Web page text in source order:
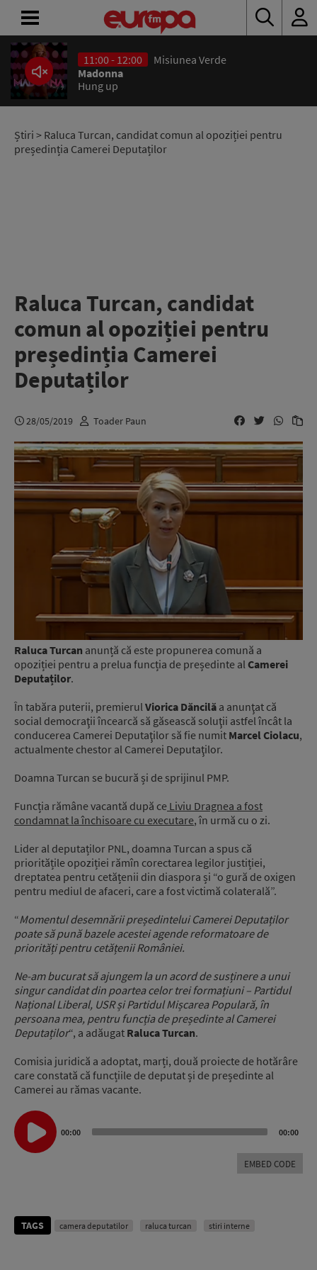
11:00 - 12:00
Misiunea Verde
Madonna
Hung up
Știri > Raluca Turcan, candidat comun al opoziției pentru
președinția Camerei Deputaților
Raluca Turcan, candidat
comun al opoziției pentru
președinția Camerei
Deputaților
28/05/2019 Toader Paun
Raluca Turcan anunță că este propunerea comună a
opoziției pentru a prelua funcția de președinte al Camerei
Deputaților.
În tabăra puterii, premierulViorica Dăncilă a anunţat că
social democraţii încearcă să găsească soluţii astfel încât la
conducerea Camerei Deputaţilor să fie numit Marcel Ciolacu,
actualmente chestor al Camerei Deputaţilor.
Doamna Turcan se bucură și de sprijinul PMP.
Funcția rămâne vacantă după ce Liviu Dragnea a fost
condamnat la închisoare cu executare, în urmă cu o zi.
Lider al deputaților PNL, doamna Turcan a spus că
prioritățile opoziției rămîn corectarea legilor justiției,
dreptatea pentru cetățenii din diaspora și “o gură de oxigen
pentru mediul de afaceri, care a fost victimă colaterală”.
“Momentul desemnării președintelui Camerei Deputaților
poate să pună bazele acestei agende reformatoare de
priorități pentru cetățenii României.
Ne-am bucurat să ajungem la un acord de susținere a unui
singur candidat din poartea celor trei formațiuni – Partidul
Național Liberal, USR și Partidul Mișcarea Populară, în
persoana mea, pentru funcția de președinte al Camerei
Deputaților“, a adăugat Raluca Turcan.
Comisia juridică a adoptat, marți, două proiecte de hotărâre
care constată că funcțiile de deputat și de președinte al
Camerei au rămas vacante.
Audio
Player
00:00 00:00
EMBED CODE
TAGS camera deputatilor raluca turcan stiri interne
ACASĂ
ȘTIRI
RADIO